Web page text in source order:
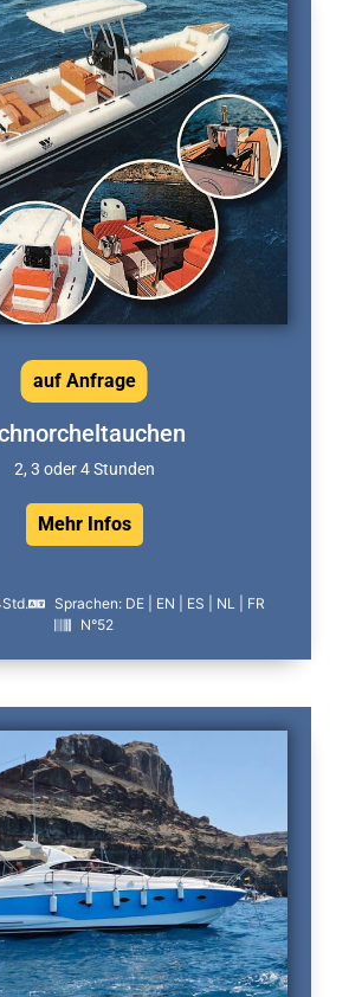
2, 3 oder 4 Stunden
Mehr Infos
auf Anfrage
Sprachen: DE | EN | ES | NL | FR
N°52